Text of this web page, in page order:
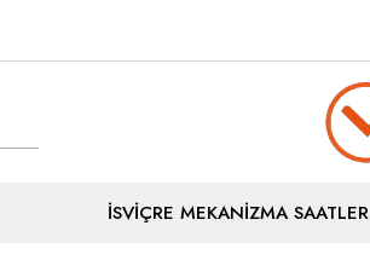
İSVİÇRE MEKANİZMA SAATLER